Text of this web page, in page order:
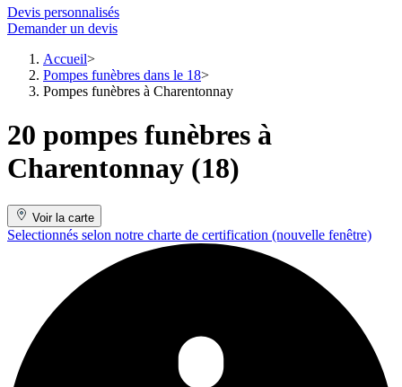
Devis personnalisés
Demander un devis
Accueil
Pompes funèbres dans le 18
Pompes funèbres à Charentonnay
20 pompes funèbres à
Charentonnay (18)
Voir la carte
Selectionnés selon notre charte de certification (nouvelle fenêtre)